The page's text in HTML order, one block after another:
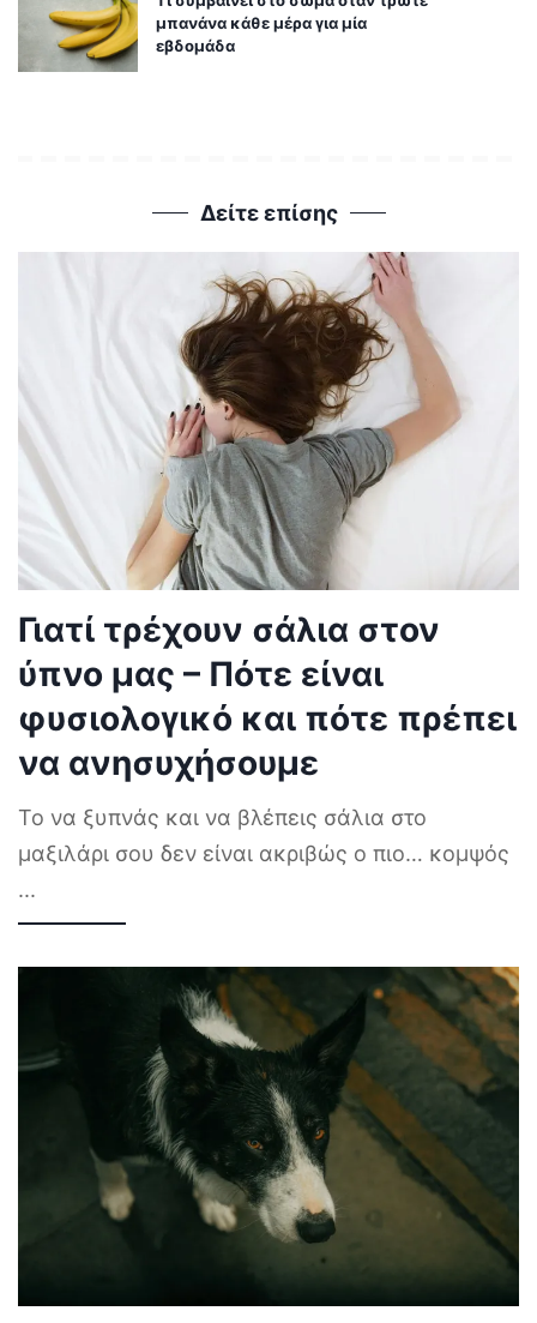
μπανάνα κάθε μέρα για μία
εβδομάδα
Δείτε επίσης
Γιατί τρέχουν σάλια στον
ύπνο μας – Πότε είναι
φυσιολογικό και πότε πρέπει
να ανησυχήσουμε
Το να ξυπνάς και να βλέπεις σάλια στο
μαξιλάρι σου δεν είναι ακριβώς ο πιο… κομψός
...